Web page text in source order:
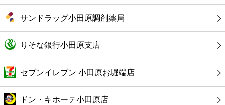
病院
ホテル
サンドラッグ小田原調剤薬局
りそな銀行小田原支店
セブンイレブン 小田原お堀端店
ドン・キホーテ小田原店